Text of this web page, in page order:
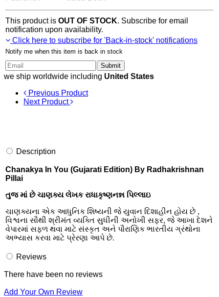
This product is OUT OF STOCK. Subscribe for email
notification upon availability.
Click here to subscribe for 'Back-in-stock' notifications
Notify me when this item is back in stock
Submit
we ship worldwide including United States
Previous Product
Next Product
Description
Chanakya In You (Gujarati Edition) By Radhakrishnan
Pillai
તુજ માં છે ચાણક્ય લેખક રાધાકૃષ્ણનન્ન પિલ્લાઇ
ચાણક્યના એક આધુનિક શિષ્યની જે યુવાન દિશાહીન હોય છે ,
વિશ્વના સૌથી શ્રીમંત વ્યક્તિ સુધીની અનોખી સફર, જે આખા દેશને
વેપારમાં સફળ થવા માટે સંસ્કૃત અને પૌરાણિક ભારતીય ગ્રંથોના
અભ્યાસ કરવા માટે પ્રેરણા આપે છે.
Reviews
There have been no reviews
Add Your Own Review